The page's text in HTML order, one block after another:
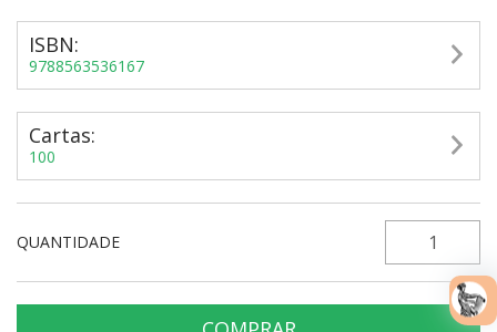
ISBN:
9788563536167
Cartas:
100
QUANTIDADE